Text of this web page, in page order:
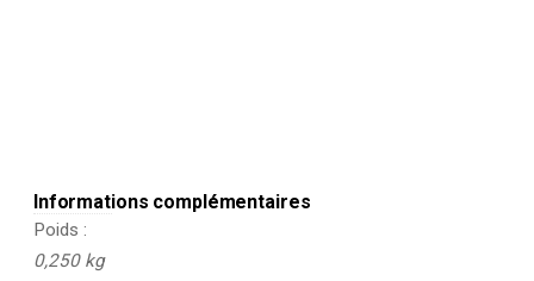
Informations complémentaires
Poids
0,250 kg